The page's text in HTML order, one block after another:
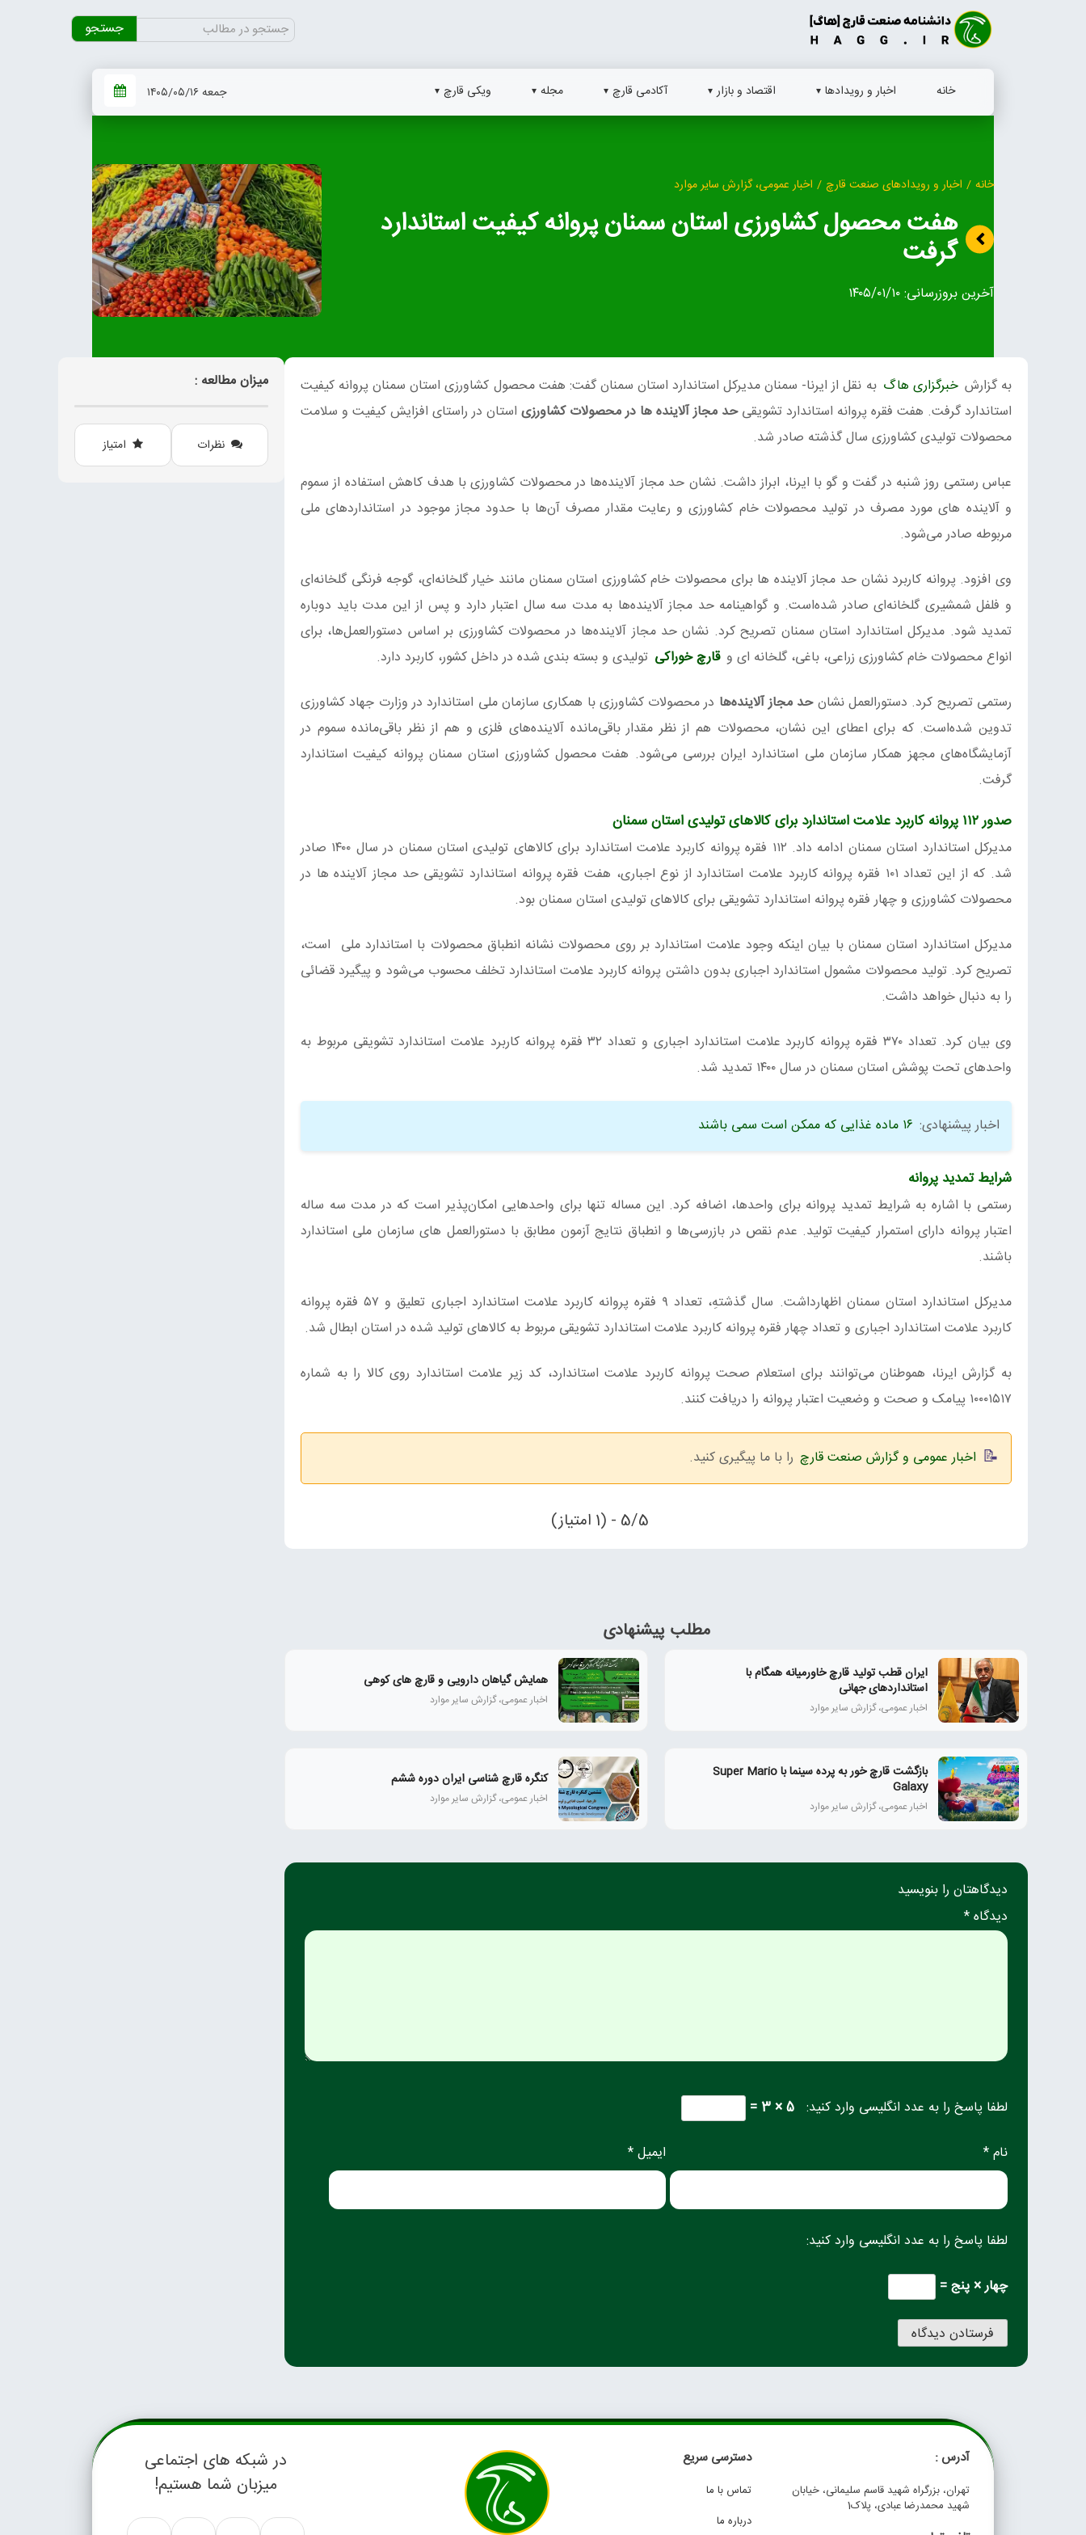
جستجو
برای:
خانه اخبار و رویدادها اقتصاد و بازار آکادمی قارچ مجله ویکی قارچ جمعه ۱۴۰۵/۰۵/۱۶
خانه / اخبار و رویدادهای صنعت قارچ / اخبار عمومی، گزارش سایر موارد
هفت محصول کشاورزی استان سمنان پروانه کیفیت استاندارد
گرفت
آخرین بروزرسانی:۱۴۰۵/۰۱/۱۰
به گزارش خبرگزاری هاگ به نقل از ایرنا- سمنان مدیرکل استاندارد استان سمنان گفت: هفت محصول کشاورزی استان سمنان پروانه کیفیت
استاندارد گرفت. هفت فقره پروانه استاندارد تشویقیحد مجاز آلاینده ها در محصولات کشاورزی استان در راستای افزایش کیفیت و سلامت
محصولات تولیدی کشاورزی سال گذشته صادر شد.
عباس رستمی روز شنبه در گفت و گو با ایرنا، ابراز داشت. نشان حد مجاز آلاینده‌ها در محصولات کشاورزی با هدف کاهش استفاده از سموم
و آلاینده های مورد مصرف در تولید محصولات خام کشاورزی و رعایت مقدار مصرف آن‌ها با حدود مجاز موجود در استانداردهای ملی
مربوطه صادر می‌شود.
وی افزود. پروانه کاربرد نشان حد مجاز آلاینده ها برای محصولات خام کشاورزی استان سمنان مانند خیار گلخانه‌ای، گوجه فرنگی گلخانه‌ای
و فلفل شمشیری گلخانه‌ای صادر شده‌است. و گواهینامه حد مجاز آلاینده‌ها به مدت سه سال اعتبار دارد و پس از این مدت باید دوباره
تمدید شود. مدیرکل استاندارد استان سمنان تصریح کرد. نشان حد مجاز آلاینده‌ها در محصولات کشاورزی بر اساس دستورالعمل‌ها، برای
انواع محصولات خام کشاورزی زراعی، باغی، گلخانه ای و قارچ خوراکی تولیدی و بسته بندی شده در داخل کشور، کاربرد دارد.
رستمی تصریح کرد. دستورالعمل نشانحد مجاز آلاینده‌ها در محصولات کشاورزی با همکاری سازمان ملی استاندارد در وزارت جهاد کشاورزی
تدوین شده‌است. که برای اعطای این نشان، محصولات هم از نظر مقدار باقی‌مانده آلاینده‌های فلزی و هم از نظر باقی‌مانده سموم در
آزمایشگاه‌های مجهز همکار سازمان ملی استاندارد ایران بررسی می‌شود. هفت محصول کشاورزی استان سمنان پروانه کیفیت استاندارد
گرفت.
صدور ۱۱۲ پروانه کاربرد علامت استاندارد برای کالاهای تولیدی استان سمنان
مدیرکل استاندارد استان سمنان ادامه داد. ۱۱۲ فقره پروانه کاربرد علامت استاندارد برای کالاهای تولیدی استان سمنان در سال ۱۴۰۰ صادر
شد. که از این تعداد ۱۰۱ فقره پروانه کاربرد علامت استاندارد از نوع اجباری، هفت فقره پروانه استاندارد تشویقی حد مجاز آلاینده ها در
محصولات کشاورزی و چهار فقره پروانه استاندارد تشویقی برای کالاهای تولیدی استان سمنان بود.
مدیرکل استاندارد استان سمنان با بیان اینکه وجود علامت استاندارد بر روی محصولات نشانه انطباق محصولات با استاندارد ملی است،
تصریح کرد. تولید محصولات مشمول استاندارد اجباری بدون داشتن پروانه کاربرد علامت استاندارد تخلف محسوب می‌شود و پیگیرد قضائی
را به دنبال خواهد داشت.
وی بیان کرد. تعداد ۳۷۰ فقره پروانه کاربرد علامت استاندارد اجباری و تعداد ۳۲ فقره پروانه کاربرد علامت استاندارد تشویقی مربوط به
واحدهای تحت پوشش استان سمنان در سال ۱۴۰۰ تمدید شد.
اخبار پیشنهادی: ۱۶ ماده غذایی که ممکن است سمی باشند
شرایط تمدید پروانه
رستمی با اشاره به شرایط تمدید پروانه برای واحدها، اضافه کرد. این مساله تنها برای واحدهایی امکان‌پذیر است که در مدت سه ساله
اعتبار پروانه دارای استمرار کیفیت تولید. عدم نقص در بازرسی‌ها و انطباق نتایج آزمون مطابق با دستورالعمل های سازمان ملی استاندارد
باشند.
مدیرکل استاندارد استان سمنان اظهارداشت. سال گذشتهِ، تعداد ۹ فقره پروانه کاربرد علامت استاندارد اجباری تعلیق و ۵۷ فقره پروانه
کاربرد علامت استاندارد اجباری و تعداد چهار فقره پروانه کاربرد علامت استاندارد تشویقی مربوط به کالاهای تولید شده در استان ابطال شد.
به گزارش ایرنا، هموطنان می‌توانند برای استعلام صحت پروانه کاربرد علامت استاندارد، کد زیر علامت استاندارد روی کالا را به شماره
۱۰۰۰۱۵۱۷ پیامک و صحت و وضعیت اعتبار پروانه را دریافت کنند.
اخبار عمومی و گزارش صنعت قارچ را با ما پیگیری کنید.
5/5 - (1 امتیاز)
مطلب پیشنهادی
ایران قطب تولید قارچ خاورمیانه همگام با
استانداردهای جهانی
اخبار عمومی، گزارش سایر موارد
همايش گياهان دارويی و قارچ‌ های كوهی
اخبار عمومی، گزارش سایر موارد
بازگشت قارچ خور به پرده سینما با Super Mario
Galaxy
اخبار عمومی، گزارش سایر موارد
کنگره قارچ شناسی ایران دوره ششم
اخبار عمومی، گزارش سایر موارد
دیدگاهتان را بنویسید
دیدگاه *
لطفا پاسخ را به عدد انگلیسی وارد کنید: 5 × 3 =
نام * ایمیل *
لطفا پاسخ را به عدد انگلیسی وارد کنید:
چهار × پنج =
میزان مطالعه :
نظرات امتیاز
آدرس :
تهران، بزرگراه شهید قاسم سلیمانی، خیابان
شهید محمدرضا عبادی، پلاک1
دسترسی سریع
تماس با ما
درباره ما
در شبکه های اجتماعی
میزبان شما هستیم!